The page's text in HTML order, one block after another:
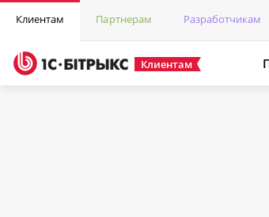
Клиентам Партнерам Разработчикам
Клиентам